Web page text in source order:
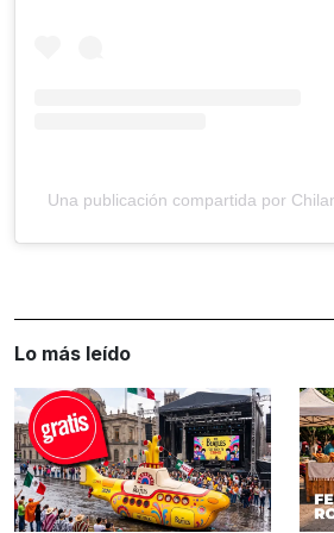
Una publicación compartida por
Lo más leído